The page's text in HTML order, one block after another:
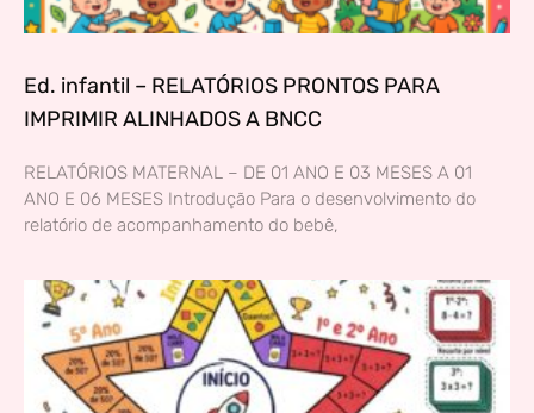
Ed. infantil – RELATÓRIOS PRONTOS PARA
IMPRIMIR ALINHADOS A BNCC
RELATÓRIOS MATERNAL – DE 01 ANO E 03 MESES A 01
ANO E 06 MESES Introdução Para o desenvolvimento do
relatório de acompanhamento do bebê,